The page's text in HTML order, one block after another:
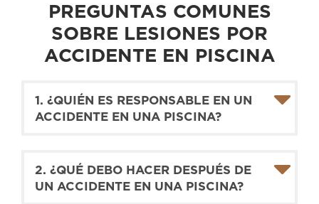
PREGUNTAS COMUNES
SOBRE LESIONES POR
ACCIDENTE EN PISCINA
1. ¿QUIÉN ES RESPONSABLE EN UN
ACCIDENTE EN UNA PISCINA?
2. ¿QUÉ DEBO HACER DESPUÉS DE
UN ACCIDENTE EN UNA PISCINA?